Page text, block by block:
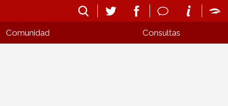
Comunidad Consultas